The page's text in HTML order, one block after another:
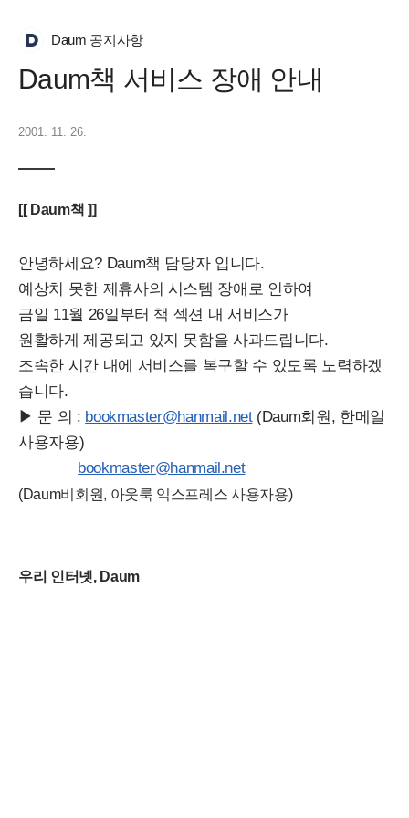
Daum 공지사항
Daum책 서비스 장애 안내
2001. 11. 26.
[[ Daum책 ]]
안녕하세요? Daum책 담당자 입니다.
예상치 못한 제휴사의 시스템 장애로 인하여
금일 11월 26일부터 책 섹션 내 서비스가
원활하게 제공되고 있지 못함을 사과드립니다.
조속한 시간 내에 서비스를 복구할 수 있도록 노력하겠
습니다.
▶ 문 의 : bookmaster@hanmail.net(Daum회원, 한메일
사용자용)
bookmaster@hanmail.net
(Daum비회원, 아웃룩 익스프레스 사용자용)
우리 인터넷, Daum